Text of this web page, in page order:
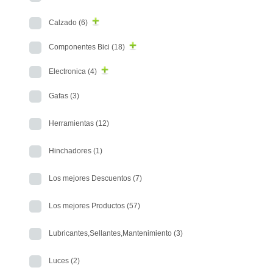
Calzado (6)
Componentes Bici (18)
Electronica (4)
Gafas (3)
Herramientas (12)
Hinchadores (1)
Los mejores Descuentos (7)
Los mejores Productos (57)
Lubricantes,Sellantes,Mantenimiento (3)
Luces (2)